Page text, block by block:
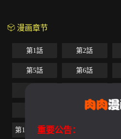
漫画章节
第1話 第2話
第5話 第6話
第14話
第1季-最終話重要公告：